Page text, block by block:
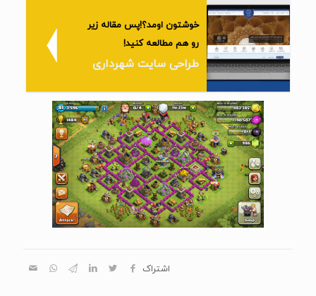
خوشتون اومد؟!پس مقاله زیر
رو هم مطالعه کنید!
طراحی سایت شهرداری
اشتراک